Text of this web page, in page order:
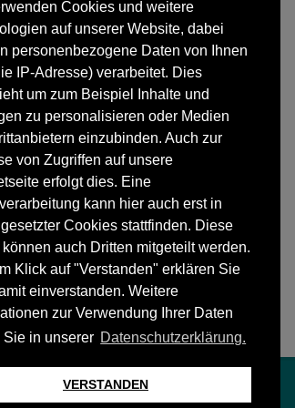
Cookies und weitere
auf unserer Website, dabei
personenbezogene Daten von Ihnen
IP-Adresse) verarbeitet. Dies
um zum Beispiel Inhalte und
zu personalisieren oder Medien
einzubinden. Auch zur
von Zugriffen auf unsere
erfolgt dies. Eine
kann hier auch erst in
Cookies stattfinden. Diese
können auch Dritten mitgeteilt werden.
Klick auf "Verstanden" erklären Sie
einverstanden. Weitere
zur Verwendung Ihrer Daten
Sie in unserer Datenschutzerklärung.
VERSTANDEN
als sehr hilfreich
Andrea Reuter im
NÄCHSTER BEITRAG
die Aktion „ Schenke
Kuschel-Pfau“.